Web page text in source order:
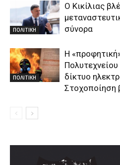
ΠΟΛΙΤΙΚΗ
O Κικίλιας
σύνορα
ΠΟΛΙΤΙΚΗ
Η
δίκτυο
Στοχοποίηση